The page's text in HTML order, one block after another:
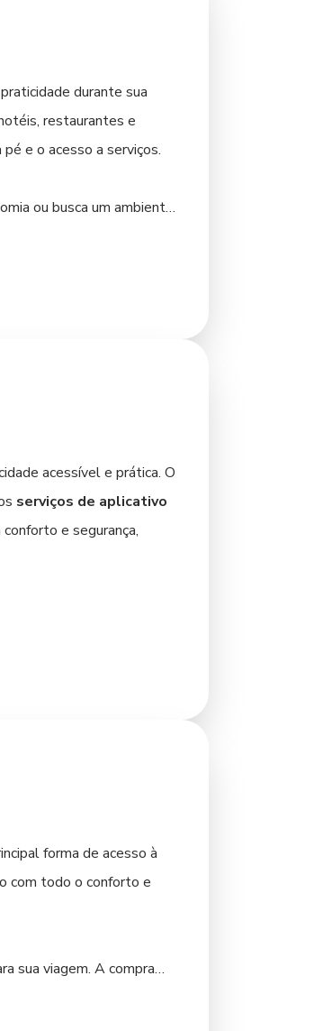
o início de uma jornada
durante sua
restaurantes e
e o acesso a serviços.
ou busca um ambiente
acessível e prática. O
serviços de aplicativo
e segurança,
planejar seus trajetos
um carro pode ser uma
forma de acesso à
com todo o conforto e
sua viagem. A compra